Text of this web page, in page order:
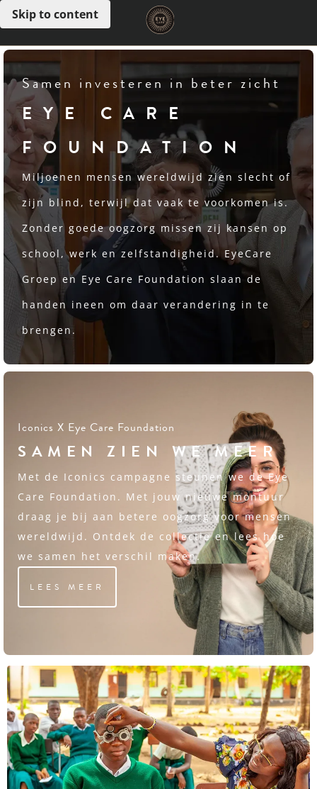
Skip to content
Open menu
Samen investeren in beter zicht
EYE CARE
FOUNDATION
Miljoenen mensen wereldwijd zien slecht of
zijn blind, terwijl dat vaak te voorkomen is.
Zonder goede oogzorg missen zij kansen op
school, werk en zelfstandigheid. EyeCare
Groep en Eye Care Foundation slaan de
handen ineen om daar verandering in te
brengen.
Iconics X Eye Care Foundation
SAMEN ZIEN WE MEER
Met de Iconics campagne steunen we de Eye
Care Foundation. Met jouw nieuwe montuur
draag je bij aan betere oogzorg voor mensen
wereldwijd. Ontdek de collectie en lees hoe
we samen het verschil maken.
LEES MEER